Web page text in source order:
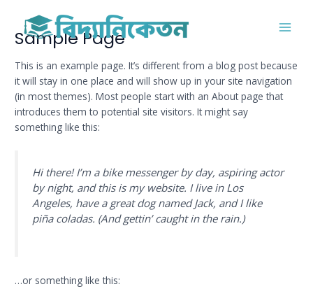
contentSample Page
This is an example page. It’s different from a blog post because
it will stay in one place and will show up in your site navigation
(in most themes). Most people start with an About page that
introduces them to potential site visitors. It might say
something like this:
Hi there! I’m a bike messenger by day, aspiring actor
by night, and this is my website. I live in Los
Angeles, have a great dog named Jack, and I like
piña coladas. (And gettin’ caught in the rain.)
…or something like this: